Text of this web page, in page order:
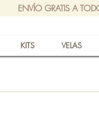
ENVÍO GRATIS A
KITS VELAS